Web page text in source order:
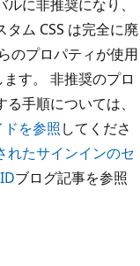
に非推奨になり、
ム CSS は完全に廃
のプロパティが使用
す。 非推奨のプロ
手順については、
ドを参照してくださ
れたサインインのセ
ブログ記事を参照